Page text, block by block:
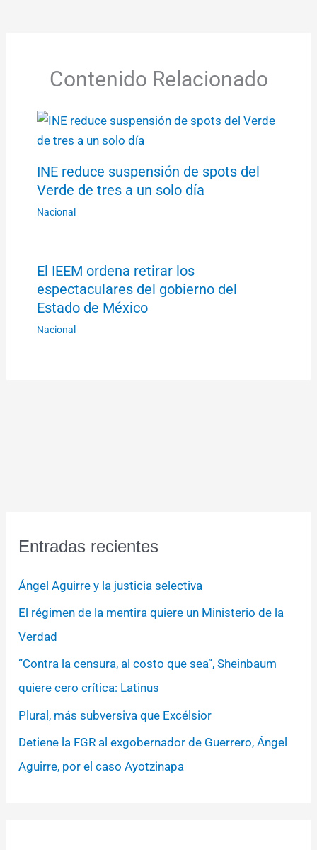
Contenido Relacionado
INE reduce suspensión de spots del
Verde de tres a un solo día
Nacional
El IEEM ordena retirar los
espectaculares del gobierno del
Estado de México
Nacional
Entradas recientes
Ángel Aguirre y la justicia selectiva
El régimen de la mentira quiere un Ministerio de la
Verdad
“Contra la censura, al costo que sea”, Sheinbaum
quiere cero crítica: Latinus
Plural, más subversiva que Excélsior
Detiene la FGR al exgobernador de Guerrero, Ángel
Aguirre, por el caso Ayotzinapa